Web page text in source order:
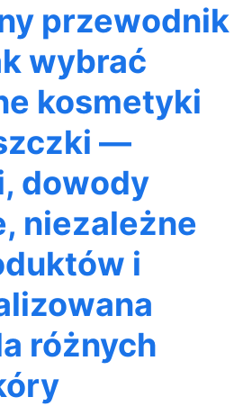
przewodnik
wybrać
kosmetyki
—
dowody
niezależne
i
różnych